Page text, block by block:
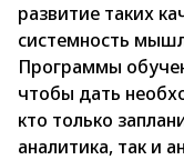
развитие таких
системность
Программы
чтобы дать
кто только
аналитика, так и